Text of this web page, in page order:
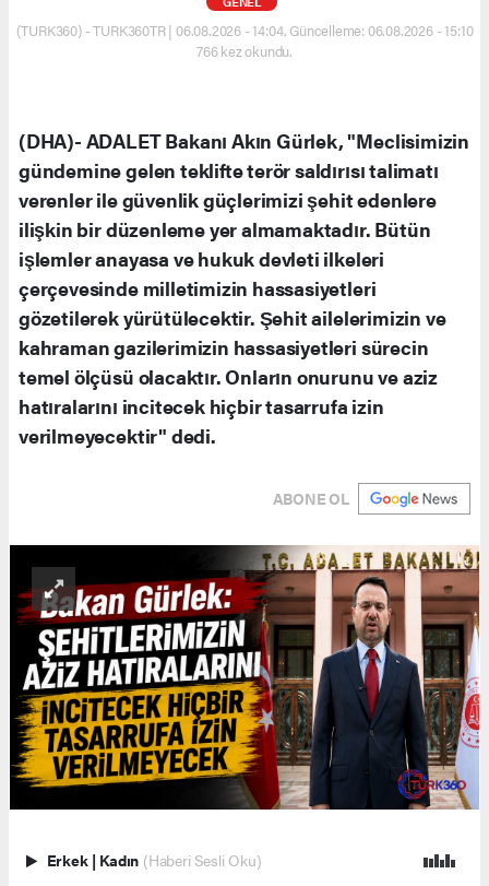
(TURK360) - TURK360TR | 06.08.2026 - 14:04, Güncelleme: 06.08.2026 - 15:10
766 kez okundu.
(DHA)- ADALET Bakanı Akın Gürlek, "Meclisimizin
gündemine gelen teklifte terör saldırısı talimatı
verenler ile güvenlik güçlerimizi şehit edenlere
ilişkin bir düzenleme yer almamaktadır. Bütün
işlemler anayasa ve hukuk devleti ilkeleri
çerçevesinde milletimizin hassasiyetleri
gözetilerek yürütülecektir. Şehit ailelerimizin ve
kahraman gazilerimizin hassasiyetleri sürecin
temel ölçüsü olacaktır. Onların onurunu ve aziz
hatıralarını incitecek hiçbir tasarrufa izin
verilmeyecektir" dedi.
ABONE OL
Erkek | Kadın (Haberi Sesli Oku)